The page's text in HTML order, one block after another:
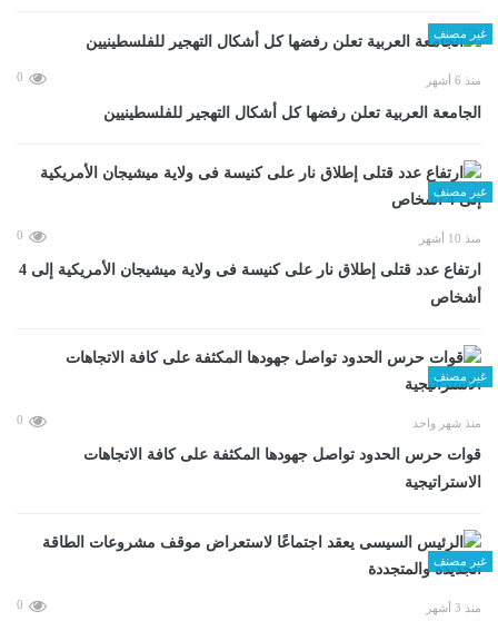
غير مصنف
منذ 6 أشهر 0
الجامعة العربية تعلن رفضها كل أشكال التهجير للفلسطينيين
غير مصنف
منذ 10 أشهر 0
ارتفاع عدد قتلى إطلاق نار على كنيسة فى ولاية ميشيجان الأمريكية إلى 4
أشخاص
غير مصنف
منذ شهر واحد 0
قوات حرس الحدود تواصل جهودها المكثفة على كافة الاتجاهات
الاستراتيجية
غير مصنف
منذ 3 أشهر 0